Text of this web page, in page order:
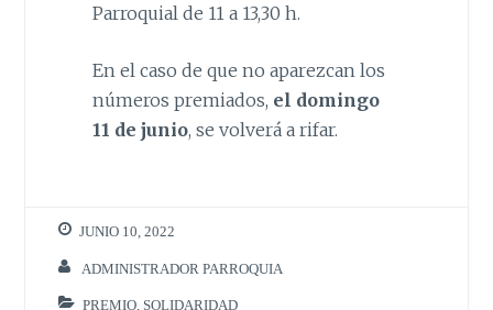
Parroquial de 11 a 13,30 h.
En el caso de que no aparezcan los
números premiados, el domingo
11 de junio, se volverá a rifar.
JUNIO 10, 2022
ADMINISTRADOR PARROQUIA
PREMIO SOLIDARIDAD